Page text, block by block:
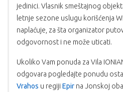
jedinici. Vlasnik smeštajnog
letnje sezone uslugu korišćenja
naplaćuje, za šta organizator
odgovornost i ne može uticati.
Ukoliko Vam ponuda za Vila
odgovara pogledajte ponudu
Vrahos u regiji Epir na Jonskoj